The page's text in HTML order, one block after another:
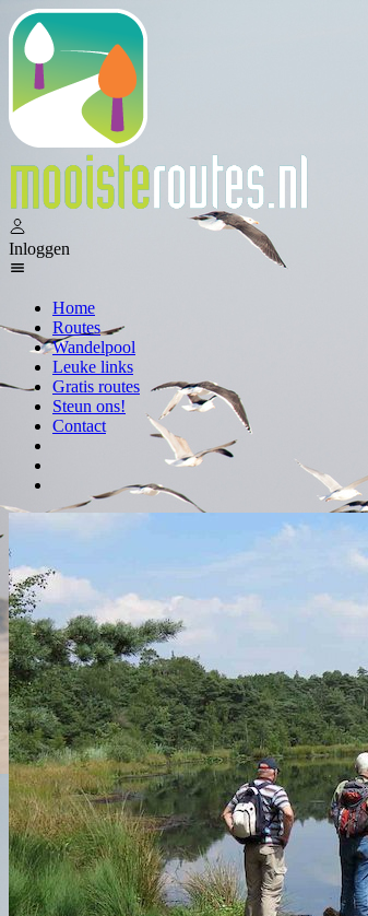
Inloggen
Home
Routes
Wandelpool
Leuke links
Gratis routes
Steun ons!
Contact